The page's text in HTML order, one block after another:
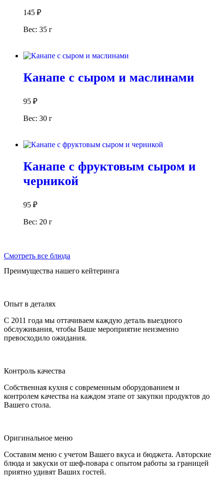
145 ₽
Вес: 35 г
Канапе с сыром и маслинами
95 ₽
Вес: 30 г
Канапе с фруктовым сыром и
черникой
95 ₽
Вес: 20 г
Смотреть все блюда
Преимущества нашего кейтеринга
Опыт в деталях
С 2011 года мы оттачиваем каждую деталь выездного
обслуживания, чтобы Ваше мероприятие неизменно
превосходило ожидания.
Контроль качества
Собственная кухня с современным оборудованием и
контролем качества на каждом этапе от закупки продуктов до
Вашего стола.
Оригинальное меню
Составим меню с учетом Вашего вкуса и бюджета. Авторские
блюда и закуски от шеф-повара с опытом работы за границей
приятно удивят Ваших гостей.